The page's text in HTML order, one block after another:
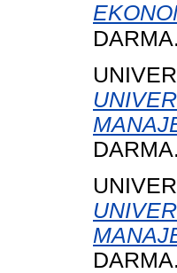
DARMA.
DARMA.
DARMA.